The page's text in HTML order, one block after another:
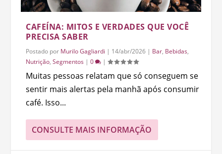
CAFEÍNA: MITOS E VERDADES QUE VOCÊ
PRECISA SABER
Postado por Murilo Gagliardi | 14/abr/2026 | Bar, Bebidas,
Nutrição,Segmentos |0 |
Muitas pessoas relatam que só conseguem se
sentir mais alertas pela manhã após consumir
café. Isso...
CONSULTE MAIS INFORMAÇÃO